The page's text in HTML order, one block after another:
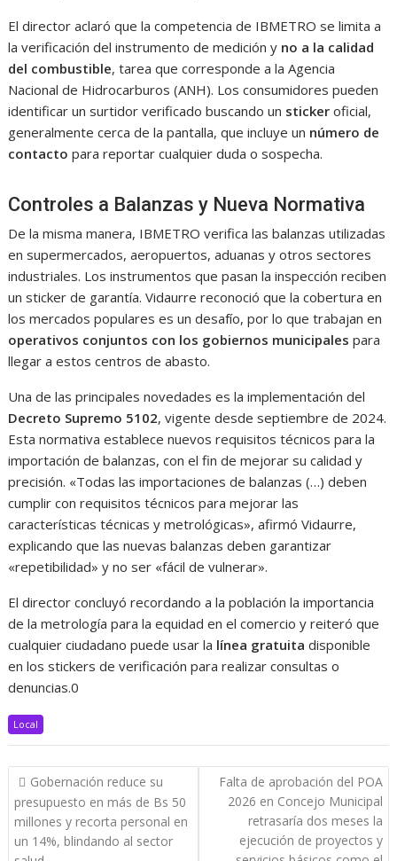
El director aclaró que la competencia de IBMETRO se limita a
la verificación del instrumento de medición y no a la calidad
del combustible, tarea que corresponde a la Agencia
Nacional de Hidrocarburos (ANH). Los consumidores pueden
identificar un surtidor verificado buscando un sticker oficial,
generalmente cerca de la pantalla, que incluye un número de
contacto para reportar cualquier duda o sospecha.
Controles a Balanzas y Nueva Normativa
De la misma manera, IBMETRO verifica las balanzas utilizadas
en supermercados, aeropuertos, aduanas y otros sectores
industriales. Los instrumentos que pasan la inspección reciben
un sticker de garantía. Vidaurre reconoció que la cobertura en
los mercados populares es un desafío, por lo que trabajan en
operativos conjuntos con los gobiernos municipales para
llegar a estos centros de abasto.
Una de las principales novedades es la implementación del
Decreto Supremo 5102, vigente desde septiembre de 2024.
Esta normativa establece nuevos requisitos técnicos para la
importación de balanzas, con el fin de mejorar su calidad y
precisión. «Todas las importaciones de balanzas (…) deben
cumplir con requisitos técnicos para mejorar las
características técnicas y metrológicas», afirmó Vidaurre,
explicando que las nuevas balanzas deben garantizar
«repetibilidad» y no ser «fácil de vulnerar».
El director concluyó recordando a la población la importancia
de la metrología para la equidad en el comercio y reiteró que
cualquier ciudadano puede usar la línea gratuita disponible
en los stickers de verificación para realizar consultas o
denuncias.0
Local
Navegación
de
entradas
Gobernación reduce su
presupuesto en más de Bs 50
millones y recorta personal en
un 14%, blindando al sector
Falta de aprobación del POA
2026 en Concejo Municipal
retrasaría dos meses la
ejecución de proyectos y